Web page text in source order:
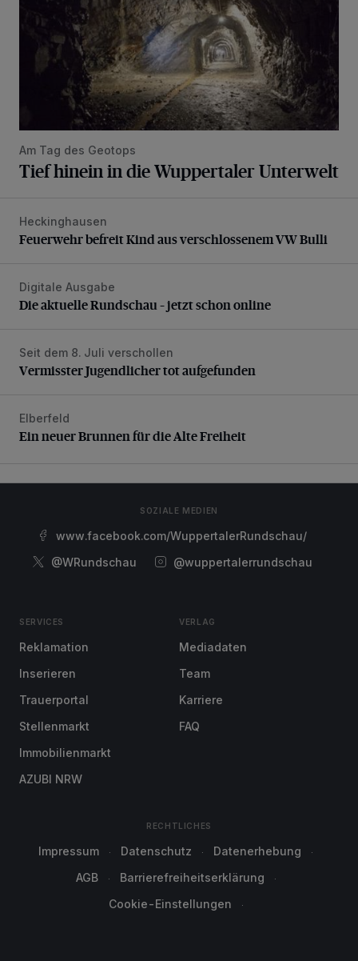
Am Tag des Geotops
Tief hinein in die Wuppertaler Unterwelt
Feuerwehr befreit Kind aus verschlossenem VW Bulli
Heckinghausen
Feuerwehr befreit Kind aus verschlossenem VW Bulli
Die aktuelle Rundschau – jetzt schon online
Digitale Ausgabe
Die aktuelle Rundschau – jetzt schon online
Vermisster Jugendlicher tot aufgefunden
Seit dem 8. Juli verschollen
Vermisster Jugendlicher tot aufgefunden
Ein neuer Brunnen für die Alte Freiheit
Elberfeld
Ein neuer Brunnen für die Alte Freiheit
SOZIALE MEDIEN
www.facebook.com/WuppertalerRundschau/
@WRundschau
@wuppertalerrundschau
SERVICES
Reklamation
Inserieren
Trauerportal
Stellenmarkt
Immobilienmarkt
AZUBI NRW
VERLAG
Mediadaten
Team
Karriere
FAQ
RECHTLICHES
Impressum Datenschutz
Datenerhebung
AGB
Barrierefreiheitserklärung
Cookie-Einstellungen